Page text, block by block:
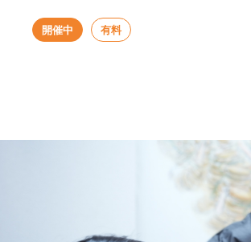
開催中 有料